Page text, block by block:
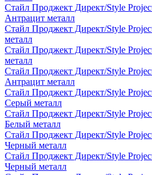
Стайл Проджект Директ/Style
Антрацит металл
Стайл Проджект Директ/Style
металл
Стайл Проджект Директ/Style
металл
Стайл Проджект Директ/Style
Антрацит металл
Стайл Проджект Директ/Style
Серый металл
Стайл Проджект Директ/Style
Белый металл
Стайл Проджект Директ/Style
Черный металл
Стайл Проджект Директ/Style
Черный металл